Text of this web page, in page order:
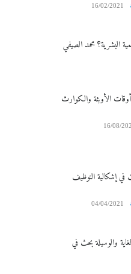
16/02/2021
البشرية؟ محمد الصيفي
الأوبئة والكوارث
16/08/
إشكالية التوظيف
04/04/2021
والوسيلة بحث في